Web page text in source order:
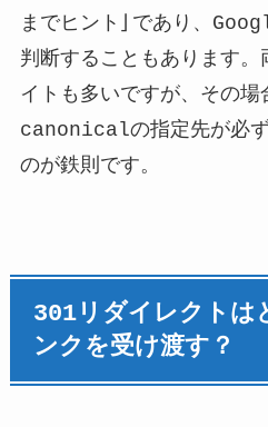
までヒント」であり、
判断することもあります
イトも多いですが、その
canonicalの指定先が必ず
のが鉄則です。
301リダイレクトは
ンクを受け渡す？